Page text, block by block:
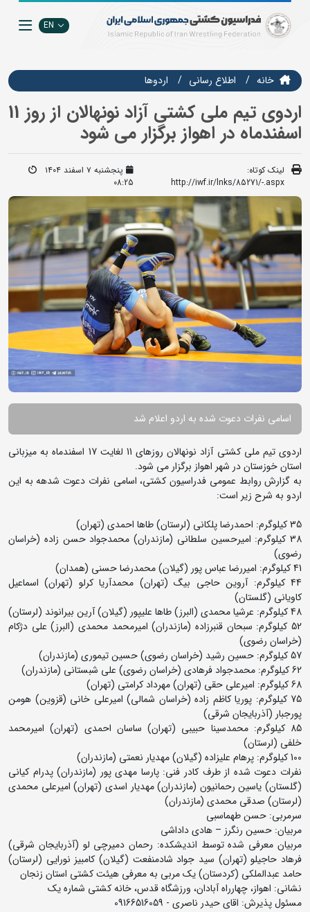
EN
خانه اطلاع رسانی اردوها
اردوی تیم ملی کشتی آزاد نونهالان از روز 11
اسفندماه در اهواز برگزار می شود
لینک کوتاه:
http://iwf.ir/lnks/85271/-.aspx
پنجشنبه ۷ اسفند ۱۴۰۴
08:25
اسامی نفرات دعوت شده به اردو اعلام شد
اردوی تیم ملی کشتی آزاد نونهالان روزهای 11 لغایت 17 اسفندماه به میزبانی
استان خوزستان در شهر اهواز برگزار می شود.
به گزارش روابط عمومی فدراسیون کشتی، اسامی نفرات دعوت شدهه به این
اردو به شرح زیر است:
35 کیلوگرم: احمدرضا پلکانی (لرستان) طاها احمدی (تهران)
38 کیلوگرم: امیرحسین سلطانی (مازندران) محمدجواد حسن زاده (خراسان
رضوی)
41 کیلوگرم: امیررضا عباس پور (گیلان) محمدرضا حسنی (همدان)
44 کیلوگرم: آروین حاجی بیگ (تهران) محمدآریا کرلو (تهران) اسماعیل
کاویانی (گلستان)
48 کیلوگرم: عرشیا محمدی (البرز) طاها علیپور (گیلان) آرین بیرانوند (لرستان)
52 کیلوگرم: سبحان قنبرزاده (مازندران) امیرمحمد محمدی (البرز) علی دژکام
(خراسان رضوی)
57 کیلوگرم: حسین رشید (خراسان رضوی) حسین تیموری (مازندران)
62 کیلوگرم: محمدجواد فرهادی (خراسان رضوی) علی شبستانی (مازندران)
68 کیلوگرم: امیرعلی حقی (تهران) مهرداد کرامتی (تهران)
75 کیلوگرم: پوریا کاظم زاده (خراسان شمالی) امیرعلی خانی (قزوین) هومن
پورجبار (آذربایجان شرقی)
85 کیلوگرم: محمدسینا حبیبی (تهران) ساسان احمدی (تهران) امیرمحمد
خلفی (لرستان)
100 کیلوگرم: پرهام علیزاده (گیلان) مهدیار نعمتی (مازندران)
نفرات دعوت شده از طرف کادر فنی: پارسا مهدی پور (مازندران) پدرام کیانی
(گلستان) یاسین رحمانیون (مازندران) مهدیار اسدی (تهران) امیرعلی محمدی
(لرستان) صدقی محمدی (مازندران)
سرمربی: حسن طهماسبی
مربیان: حسین رنگرز – هادی داداشی
مربیان معرفی شده توسط اندیشکده: رحمان دمیرچی لو (آذربایجان شرقی)
فرهاد حاجیلو (تهران) سید جواد شادمنفعت (گیلان) کامبیز نورایی (لرستان)
حامد عبدالملکی (کردستان) یک مربی به معرفی هیئت کشتی استان زنجان
نشانی: اهواز، چهارراه آبادان، ورزشگاه قدس، خانه کشتی شماره یک
مسئول پذیرش: اقای حیدر ناصری - 09166516059